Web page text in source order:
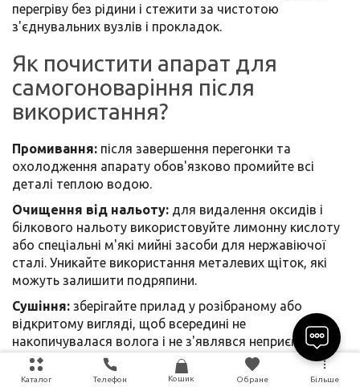
Каталог Телефон Кошик Обране Більше
перегріву без рідини і стежити за чистотою
з'єднувальних вузлів і прокладок.
Як почистити апарат для
самогоноваріння після
використання?
Промивання: після завершення перегонки та
охолодження апарату обов'язково промийте всі
деталі теплою водою.
Очищення від нальоту: для видалення оксидів і
білкового нальоту використовуйте лимонну кислоту
або спеціальні м'які мийні засоби для нержавіючої
сталі. Уникайте використання металевих щіток, які
можуть залишити подряпини.
Сушіння: зберігайте прилад у розібраному або
відкритому вигляді, щоб всередині не
накопичувалася волога і не з'являвся неприємний
запах.